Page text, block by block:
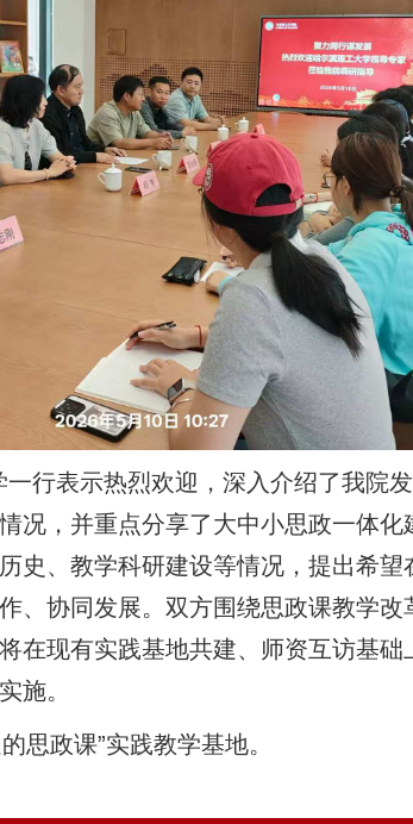
表示热烈欢迎，深入介绍了我院发
况，并重点分享了大中小思政一体化
史、教学科研建设等情况，提出希
、协同发展。双方围绕思政课教学
在现有实践基地共建、师资互访基
施。
政课”实践教学基地。